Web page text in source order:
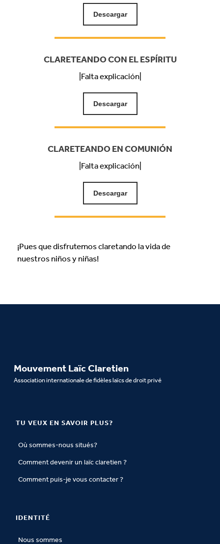
Descargar
CLARETEANDO CON EL ESPÍRITU
|Falta explicación|
Descargar
CLARETEANDO EN COMUNIÓN
|Falta explicación|
Descargar
¡Pues que disfrutemos claretando la vida de
nuestros niños y niñas!
Mouvement Laïc Claretien
Association internationale de fidèles laïcs de droit privé
TU VEUX EN SAVOIR PLUS?
Où sommes-nous situés?
Comment devenir un laïc claretien ?
Comment puis-je vous contacter ?
IDENTITÉ
Nous sommes